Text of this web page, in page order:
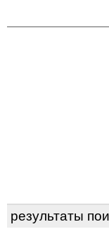
—————
результаты